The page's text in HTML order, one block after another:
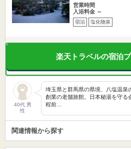
営業時間
入浴料金 ～
宿泊 塩化物泉
楽天トラベルの宿泊
40代 男
性
埼玉県と群馬県の県境、八塩温泉
創業の老舗旅館。日本秘湯を守る
程前…
関連情報から探す